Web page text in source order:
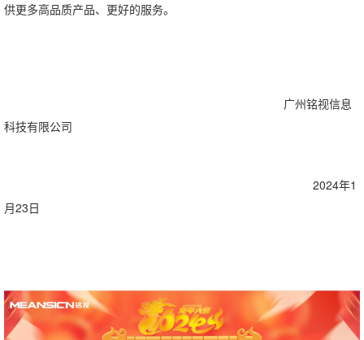
供更多高品质产品、更好的服务。
广州铭视信息
科技有限公司
2024年1
月23日